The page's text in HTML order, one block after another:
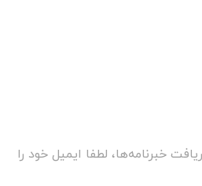
خبرنامه‌ها، لطفا ایمیل خود را